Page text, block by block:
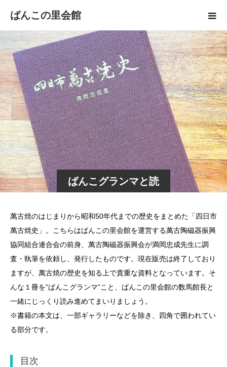
ばんこの里会館
ばんこグランマと読
史」
萬古焼のはじまりから昭和50年代までの歴史をまとめた「四日市
萬古焼史」。こちらはばんこの里会館を運営する萬古陶磁器振興
協同組合連合会の前身、萬古陶磁器振興会が満岡忠成先生に調
査・執筆を依頼し、発行したものです。現在販売は終了しており
ますが、萬古焼の歴史を知る上で貴重な資料となっています。そ
んな１冊を”ばんこグランマ”こと、ばんこの里会館の数馬館長と
一緒にじっくり読み進めてまいりましょう。
※書籍の本文は、一部ギャラリーなどを除き、四角で囲われてい
る部分です。
目次